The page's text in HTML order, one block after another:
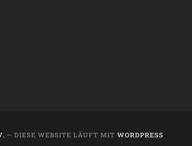
— DIESE WEBSITE LÄUFT MITWORDPRESS